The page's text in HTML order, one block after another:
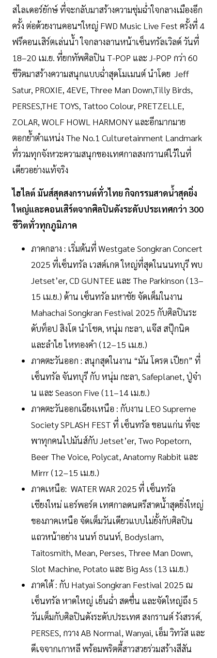
สไลเดอร์ยักษ์ ที่จะกลับมาสร้างความชุ่มฉ่ำใจกลางเมืองอีก
ครั้ง ต่อด้วยงานคอนฯใหญ่ FWD Music Live Fest ครั้งที่ 4
ฟรีคอนเสิร์ตเล่นน้ำ ใจกลางลานหน้าเซ็นทรัลเวิลด์ วันที่
18–20 เม.ย. ที่ยกทัพศิลปิน T-POP และ J-POP กว่า 60
ชีวิตมาสร้างความสนุกแบบฉ่ำสุดโมเมนต์ นำโดย Jeff
Satur, PROXIE, 4EVE, Three Man Down,Tilly Birds,
PERSES,THE TOYS, Tattoo Colour, PRETZELLE,
ZOLAR, WOLF HOWL HARMONY และอีกมากมาย
ตอกย้ำตำแหน่ง The No.1 Culturetainment Landmark
ที่รวมทุกจังหวะความสนุกของเทศกาลสงกรานต์ไว้ในที่
เดียวอย่างแท้จริง
ไฮไลต์ มันส์สุดสงกรานต์ทั่วไทย กิจกรรมสาดน้ำสุดยิ่ง
ใหญ่และคอนเสิร์ตจากศิลปินดังระดับประเทศกว่า 300
ชีวิตทั่วทุกภูมิภาค
ภาคกลาง : เริ่มต้นที่ Westgate Songkran Concert
2025 ที่เซ็นทรัล เวสต์เกต ใหญ่ที่สุดในนนทบุรี พบ
Jetset’er, CD GUNTEE และ The Parkinson (13–
15 เม.ย.) ด้าน เซ็นทรัล มหาชัย จัดเต็มในงาน
Mahachai Songkran Festival 2025 กับศิลปินระ
ดับท็อป สิงโต นำโชค, หนุ่ม กะลา, แจ๊ส สปุ๊กนิค
และลำไย ไหทองคำ (12–15 เม.ย.)
ภาคตะวันออก : สนุกสุดในงาน “มัน โครต เปียก” ที่
เซ็นทรัล จันทบุรี กับ หนุ่ม กะลา, Safeplanet, ปู่จ๋า
น และ Season Five (11–14 เม.ย.)
ภาคตะวันออกเฉียงเหนือ : กับงาน LEO Supreme
Society SPLASH FEST ที่ เซ็นทรัล ขอนแก่น ที่จะ
พาทุกคนไปมันส์กับ Jetset’er, Two Popetorn,
Beer The Voice, Polycat, Anatomy Rabbit และ
Mirrr (12–15 เม.ย.)
ภาคเหนือ: WATER WAR 2025 ที่ เซ็นทรัล
เชียงใหม่ แอร์พอร์ต เทศกาลดนตรีสาดน้ำสุดยิ่งใหญ่
ของภาคเหนือ จัดเต็มวันเดียวแบบไม่ยั้งกับศิลปิน
แถวหน้าอย่าง นนท์ ธนนท์, Bodyslam,
Taitosmith, Mean, Perses, Three Man Down,
Slot Machine, Potato และ Big Ass (13 เม.ย.)
ภาคใต้ : กับ Hatyai Songkran Festival 2025 ณ
เซ็นทรัล หาดใหญ่ เย็นฉ่ำ สดชื่น และจัดใหญ่ถึง 5
วันเต็มกับศิลปินดังระดับประเทศ สงกรานต์ รังสรรค์,
PERSES, กวาง AB Normal, Wanyai, เอ็ม วิทวัส และ
ดีเจจากเกาหลี พร้อมพริตตี้สาวสวยร่วมสร้างสีสัน